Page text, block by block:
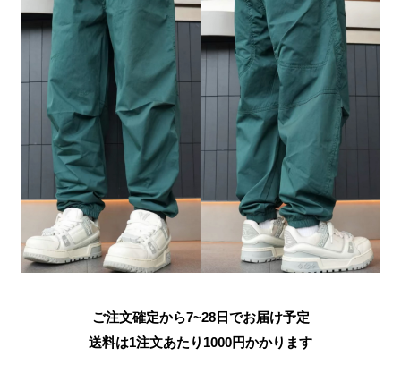
ご注文確定から7~28日でお届け予定
送料は1注文あたり 1000円かかります